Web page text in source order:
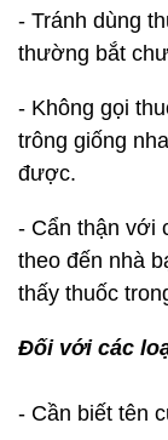
- Tránh dùng
thường bắt
- Không gọi
trông giống
được.
- Cẩn thận với
theo đến nhà
thấy thuốc
Đối với các
- Cần biết tên